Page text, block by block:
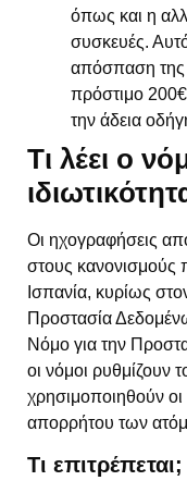
όπως και η
συσκευές.
απόσπαση της
πρόστιμο
την άδεια
Τι λέει ο
Οι ηχογραφήσεις
στους κανονισμούς
Ισπανία, κυρίως
Προστασία
Νόμο για την
οι νόμοι ρυθμίζουν
χρησιμοποιηθούν
απορρήτου των
Τι επιτρέπεται;